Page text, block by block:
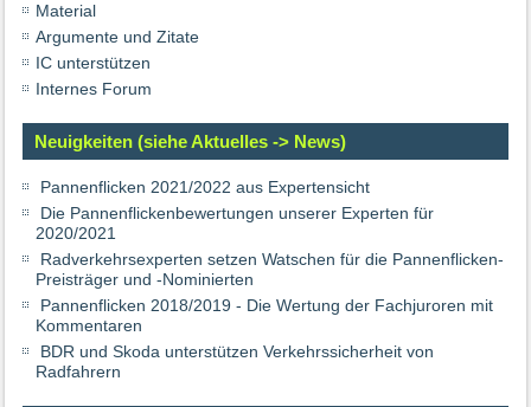
Material
Argumente und Zitate
IC unterstützen
Internes Forum
Neuigkeiten (siehe Aktuelles -> News)
Pannenflicken 2021/2022 aus Expertensicht
Die Pannenflickenbewertungen unserer Experten für
2020/2021
Radverkehrsexperten setzen Watschen für die Pannenflicken-
Preisträger und -Nominierten
Pannenflicken 2018/2019 - Die Wertung der Fachjuroren mit
Kommentaren
BDR und Skoda unterstützen Verkehrssicherheit von
Radfahrern